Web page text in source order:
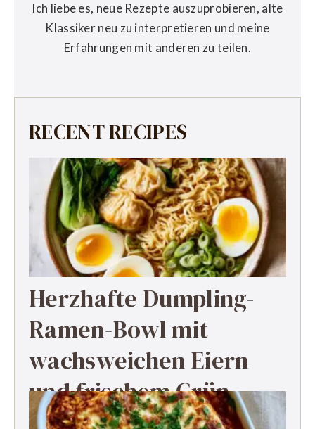
Ich liebe es, neue Rezepte auszuprobieren, alte
Klassiker neu zu interpretieren und meine
Erfahrungen mit anderen zu teilen.
RECENT RECIPES
Herzhafte Dumpling-
Ramen-Bowl mit
wachsweichen Eiern
und frischem Grün